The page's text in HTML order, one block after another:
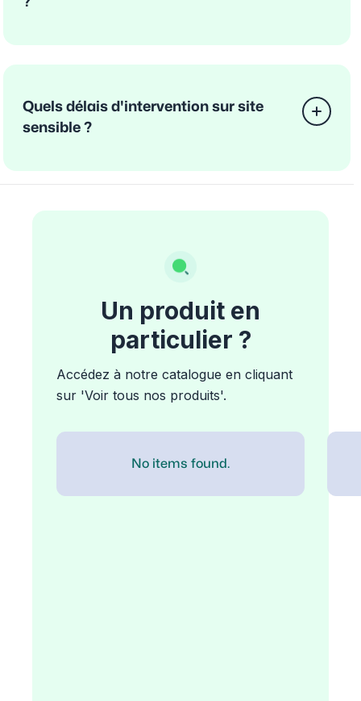
Quels délais d'intervention sur site
sensible ?
Un produit en
particulier ?
Accédez à notre catalogue en cliquant
sur 'Voir tous nos produits'.
No items found.